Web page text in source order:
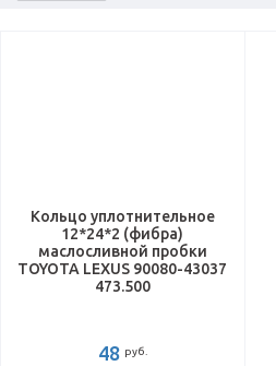
Кольцо уплотнительное
12*24*2 (фибра)
маслосливной пробки
TOYOTA LEXUS 90080-43037
473.500
48 руб.